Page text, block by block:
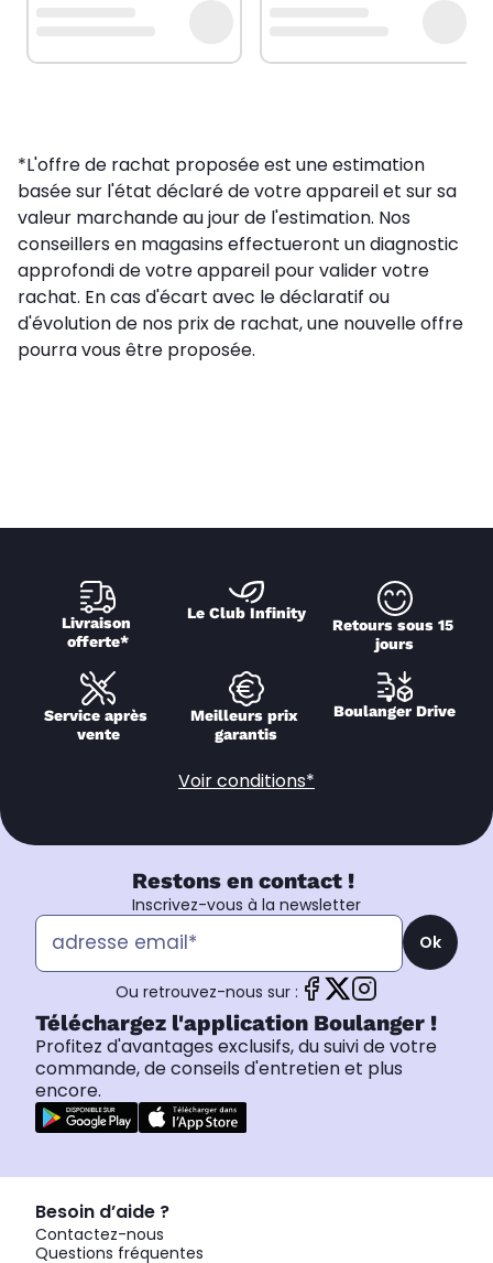
*L'offre de rachat proposée est une estimation
basée sur l'état déclaré de votre appareil et sur sa
valeur marchande au jour de l'estimation. Nos
conseillers en magasins effectueront un diagnostic
approfondi de votre appareil pour valider votre
rachat. En cas d'écart avec le déclaratif ou
d'évolution de nos prix de rachat, une nouvelle offre
pourra vous être proposée.
Livraison
offerte*
Le Club Infinity
Retours sous 15
jours
Service après
vente
Meilleurs prix
garantis
Boulanger Drive
Voir conditions*
Restons en contact !
Inscrivez-vous à la newsletter
Ok
Ou retrouvez-nous sur :
Téléchargez l'application Boulanger !
Profitez d'avantages exclusifs, du suivi de votre
commande, de conseils d'entretien et plus
encore.
Besoin d’aide ?
Contactez-nous
Questions fréquentes